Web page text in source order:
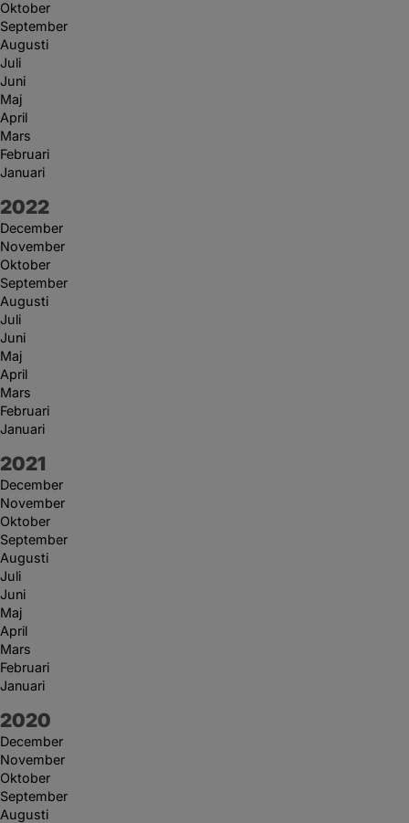
Oktober
September
Augusti
Juli
Juni
Maj
April
Mars
Februari
Januari
År:
2022
December
November
Oktober
September
Augusti
Juli
Juni
Maj
April
Mars
Februari
Januari
År:
2021
December
November
Oktober
September
Augusti
Juli
Juni
Maj
April
Mars
Februari
Januari
År:
2020
December
November
Oktober
September
Augusti